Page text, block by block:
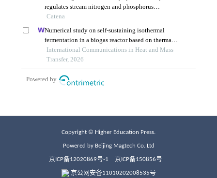
Copyright © Higher Education Press.
Powered by Beijing Magtech Co. Ltd
京ICP备12020869号-1 京ICP备150856号
京公网安备11010202008535号